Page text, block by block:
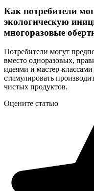
Как потребители
экологическую
многоразовые
Потребители могут
вместо одноразовых,
идеями и мастер-
стимулировать
чистых продуктов.
Оцените статью